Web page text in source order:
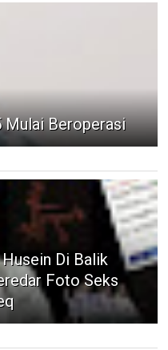
Mulai Beroperasi
Di Balik
Foto Seks